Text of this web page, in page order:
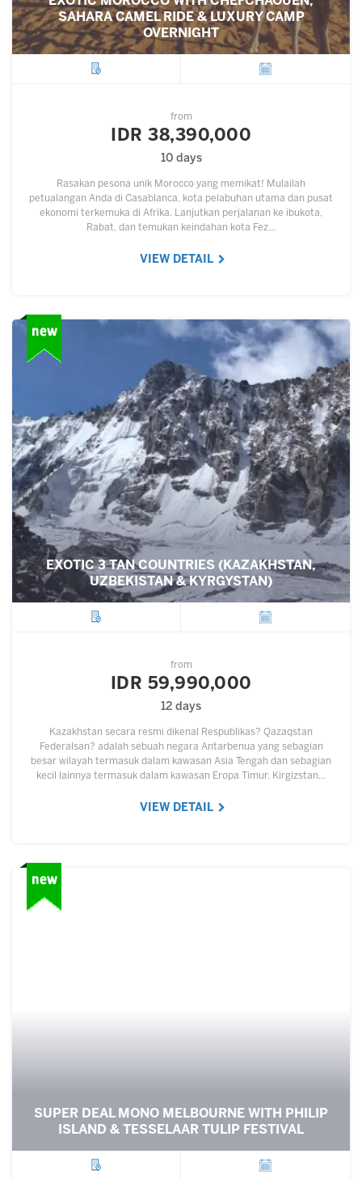
SAHARA CAMEL RIDE & LUXURY CAMP
OVERNIGHT
from
IDR 38,390,000
10 days
Rasakan pesona unik Morocco yang memikat! Mulailah
petualangan Anda di Casablanca, kota pelabuhan utama dan pusat
ekonomi terkemuka di Afrika. Lanjutkan perjalanan ke ibukota,
Rabat, dan temukan keindahan kota Fez…
VIEW DETAIL
EXOTIC 3 TAN COUNTRIES (KAZAKHSTAN,
UZBEKISTAN & KYRGYSTAN)
from
IDR 59,990,000
12 days
Kazakhstan secara resmi dikenal Respublikas? Qazaqstan
Federalsan? adalah sebuah negara Antarbenua yang sebagian
besar wilayah termasuk dalam kawasan Asia Tengah dan sebagian
kecil lainnya termasuk dalam kawasan Eropa Timur. Kirgizstan…
VIEW DETAIL
SUPER DEAL MONO MELBOURNE WITH PHILIP
ISLAND & TESSELAAR TULIP FESTIVAL